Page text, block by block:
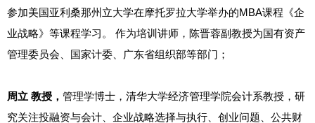
参加美国亚利桑那州立大学在摩托罗拉大学举办的MBA课程《企
业战略》等课程学习。 作为培训讲师，陈晋蓉副教授为国有资产
管理委员会、国家计委、广东省组织部等部门；
周立 教授， 管理学博士，清华大学经济管理学院会计系教授，研
究关注投融资与会计、企业战略选择与执行、创业问题、公共财